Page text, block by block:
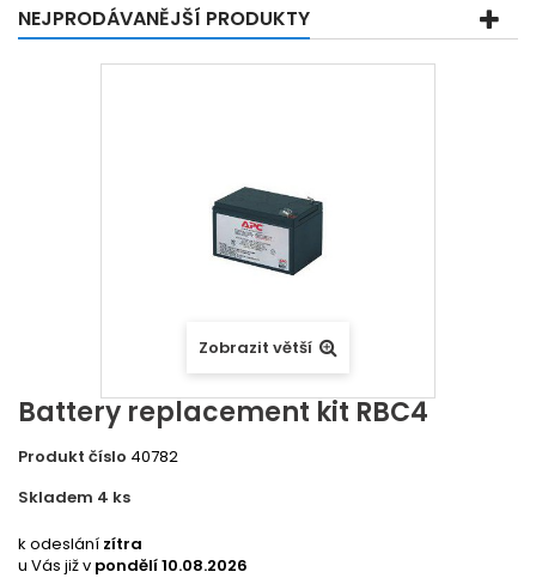
NEJPRODÁVANĚJŠÍ PRODUKTY
Zobrazit větší
Battery replacement kit RBC4
Produkt číslo 40782
Skladem 4 ks
k odeslání zítra
u Vás již v pondělí 10.08.2026